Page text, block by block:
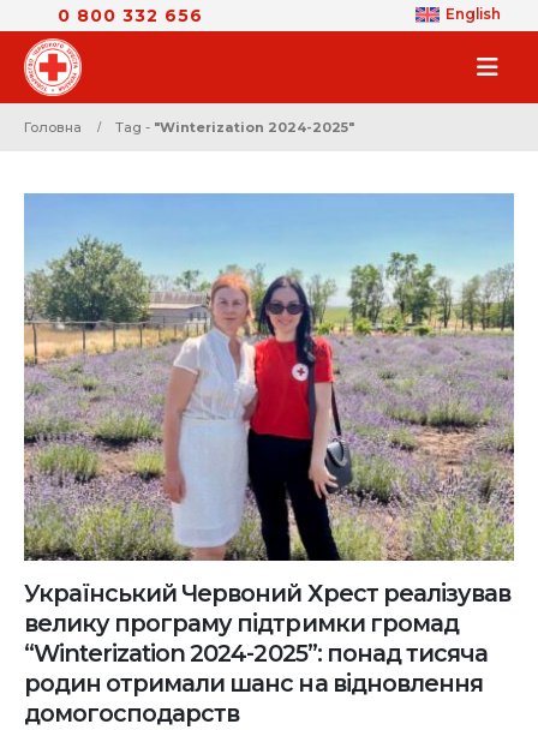
0 800 332 656 English
Головна Tag - "Winterization 2024-2025"
Український Червоний Хрест реалізував
велику програму підтримки громад
“Winterization 2024-2025”: понад тисяча
родин отримали шанс на відновлення
домогосподарств